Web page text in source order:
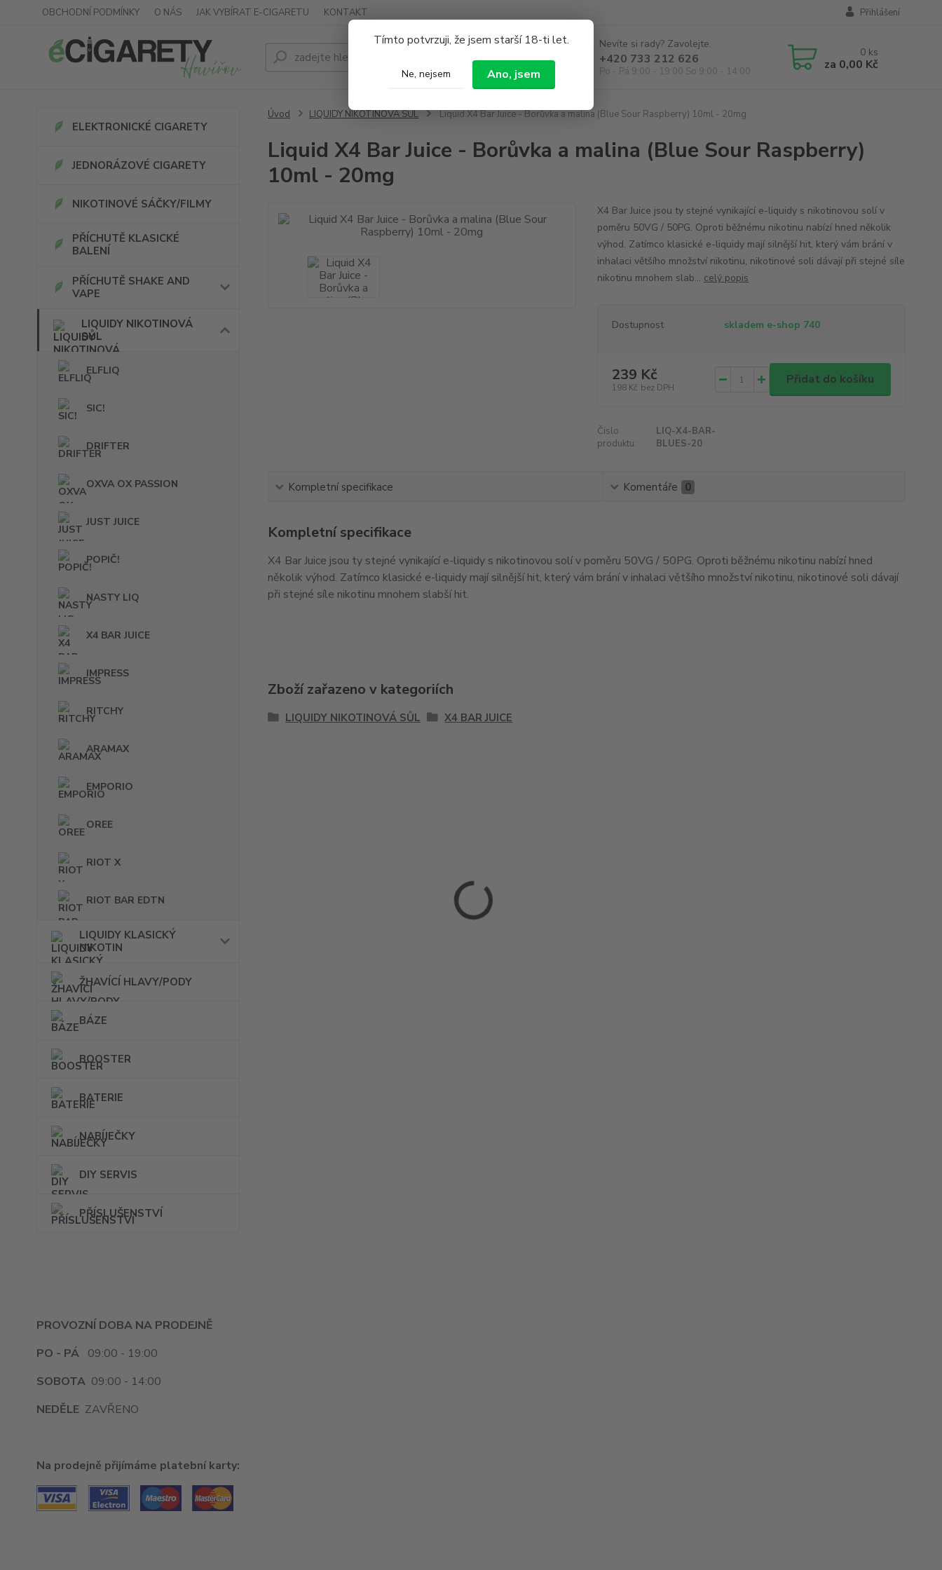
Tímto potvrzuji, že jsem starší 18-ti let.
Ne, nejsem Ano, jsem
OBCHODNÍ PODMÍNKY O NÁS JAK VYBÍRAT E-CIGARETU KONTAKT Přihlášení
Hledat
Nevíte si rady? Zavolejte.
+420 733 212 626
Po - Pá 9:00 - 19:00 So 9:00 - 14:00
0 ks
za 0,00 Kč
ELEKTRONICKÉ CIGARETY
JEDNORÁZOVÉ CIGARETY
NIKOTINOVÉ SÁČKY/FILMY
PŘÍCHUTĚ KLASICKÉ
BALENÍ
PŘÍCHUTĚ SHAKE AND
VAPE
LIQUIDY NIKOTINOVÁ
SŮL
ELFLIQ
SIC!
DRIFTER
OXVA OX PASSION
JUST JUICE
POPIČ!
NASTY LIQ
X4 BAR JUICE
IMPRESS
RITCHY
ARAMAX
EMPORIO
OREE
RIOT X
RIOT BAR EDTN
LIQUIDY KLASICKÝ
NIKOTIN
ŽHAVÍCÍ HLAVY/PODY
BÁZE
BOOSTER
BATERIE
NABÍJEČKY
DIY SERVIS
PŘÍSLUŠENSTVÍ
PROVOZNÍ DOBA NA PRODEJNĚ
PO - PÁ 09:00 - 19:00
SOBOTA 09:00 - 14:00
NEDĚLE ZAVŘENO
Na prodejně přijímáme platební karty:
Úvod LIQUIDY NIKOTINOVÁ SŮL Liquid X4 Bar Juice - Borůvka a malina (Blue Sour Raspberry) 10ml - 20mg
Liquid X4 Bar Juice - Borůvka a malina (Blue Sour Raspberry)
10ml - 20mg
X4 Bar Juice jsou ty stejné vynikající e-liquidy s nikotinovou solí v
poměru 50VG / 50PG. Oproti běžnému nikotinu nabízí hned několik
výhod. Zatímco klasické e-liquidy mají silnější hit, který vám brání v
inhalaci většího množství nikotinu, nikotinové soli dávají při stejné síle
nikotinu mnohem slab... celý popis
Dostupnost skladem e-shop 740
239 Kč
198 Kč bez DPH
Přidat do košíku
Číslo
produktu:
LIQ-X4-BAR-
BLUES-20
Kompletní specifikace Komentáře 0
Kompletní specifikace
X4 Bar Juice jsou ty stejné vynikající e-liquidy s nikotinovou solí v poměru 50VG / 50PG. Oproti běžnému nikotinu nabízí hned
několik výhod. Zatímco klasické e-liquidy mají silnější hit, který vám brání v inhalaci většího množství nikotinu, nikotinové soli dávají
při stejné síle nikotinu mnohem slabší hit.
Zboží zařazeno v kategoriích
LIQUIDY NIKOTINOVÁ SŮL X4 BAR JUICE